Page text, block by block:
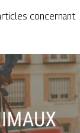
concernant